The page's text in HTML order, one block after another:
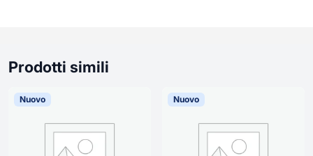
Prodotti simili
Nuovo Nuovo